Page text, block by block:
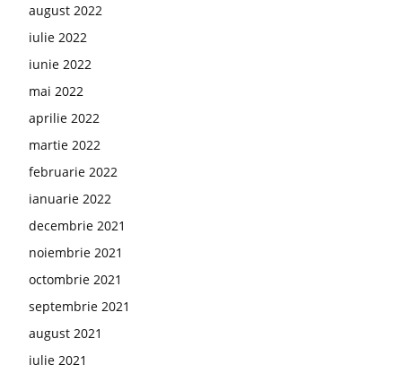
august 2022
iulie 2022
iunie 2022
mai 2022
aprilie 2022
martie 2022
februarie 2022
ianuarie 2022
decembrie 2021
noiembrie 2021
octombrie 2021
septembrie 2021
august 2021
iulie 2021